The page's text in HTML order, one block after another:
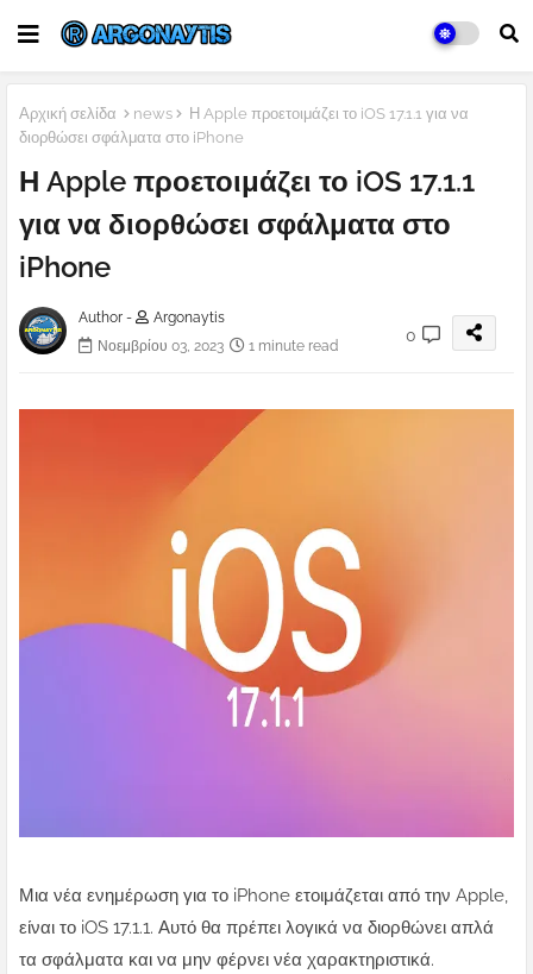
Αρχική σελίδα news
Η Apple προετοιμάζει το iOS 17.1.1 για να
διορθώσει σφάλματα στο iPhone
Η Apple προετοιμάζει το iOS 17.1.1
για να διορθώσει σφάλματα στο
iPhone
Author -
Argonaytis
Νοεμβρίου 03, 2023
1 minute read
0
Μια νέα ενημέρωση για το iPhone ετοιμάζεται από την Apple,
είναι το iOS 17.1.1. Αυτό θα πρέπει λογικά να διορθώνει απλά
τα σφάλματα και να μην φέρνει νέα χαρακτηριστικά.